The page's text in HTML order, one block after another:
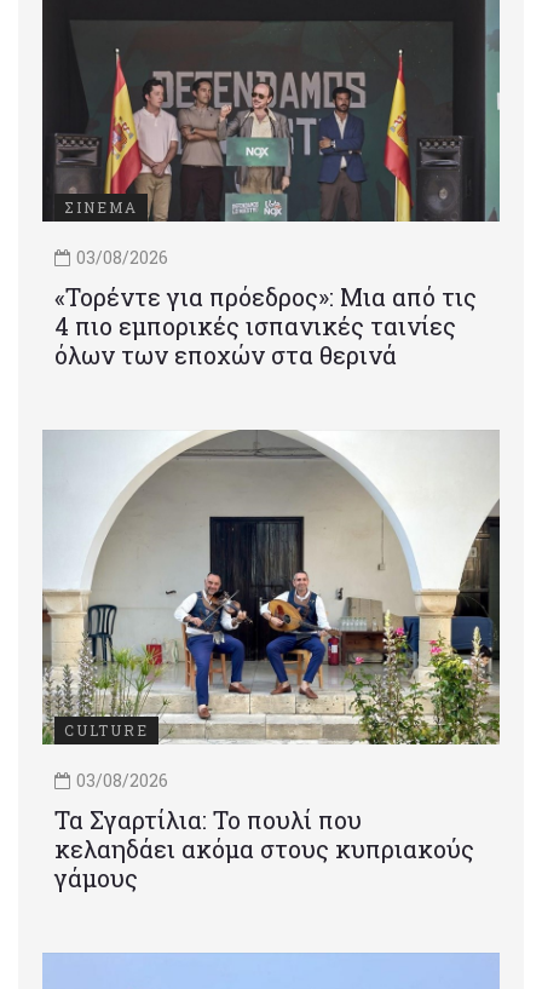
ΣΙΝΕΜΑ
03/08/2026
«Τορέντε για πρόεδρος»: Mια από τις
4 πιο εμπορικές ισπανικές ταινίες
όλων των εποχών στα θερινά
CULTURE
03/08/2026
Τα Σγαρτίλια: Το πουλί που
κελαηδάει ακόμα στους κυπριακούς
γάμους